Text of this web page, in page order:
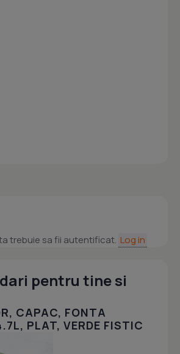
trebuie sa fii autentificat. Log in
pentru tine si
CAPAC, FONTA
PLAT, VERDE FISTIC